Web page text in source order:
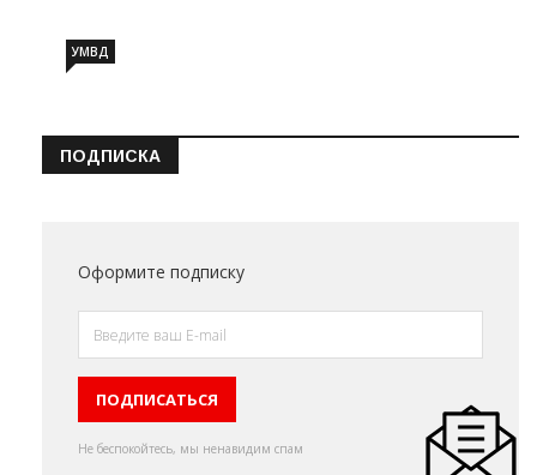
УМВД
ПОДПИСКА
Оформите подписку
Не беспокойтесь, мы ненавидим спам